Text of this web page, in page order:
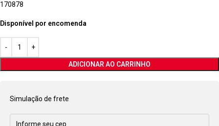
170878
Disponível por encomenda
ADICIONAR AO CARRINHO
Simulação de frete